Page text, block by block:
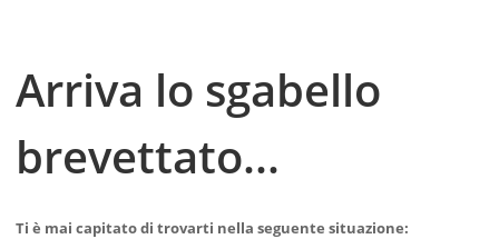
Arriva lo sgabello
brevettato...
Ti è mai capitato di trovarti nella seguente situazione: